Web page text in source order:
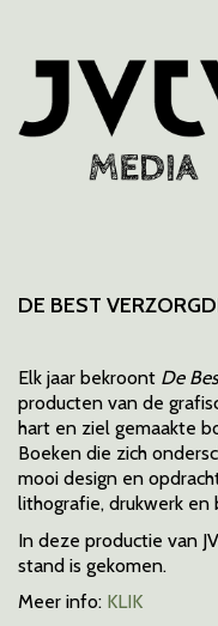
DE BEST
Elk jaar bekroont De
producten van de
hart en ziel gemaakte
Boeken die zich
mooi design en
lithografie, drukwerk en
In deze productie van
stand is gekomen.
Meer info: KLIK